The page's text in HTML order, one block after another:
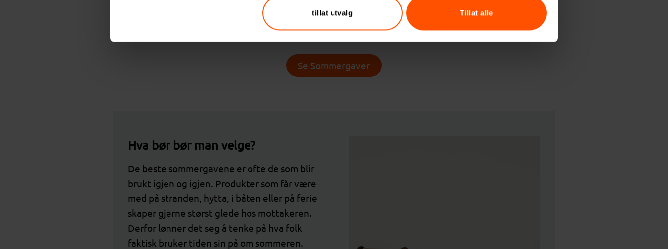
tillat utvalg Tillat alle
Kort sagt: Sommergaver handler om å bygge gode relasjoner.
Se Sommergaver
Hva bør bør man velge?
De beste sommergavene er ofte de som blir
brukt igjen og igjen. Produkter som får være
med på stranden, hytta, i båten eller på ferie
skaper gjerne størst glede hos mottakeren.
Derfor lønner det seg å tenke på hva folk
faktisk bruker tiden sin på om sommeren.